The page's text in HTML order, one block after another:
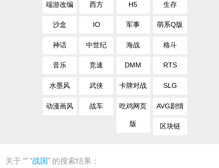
端游改编 西方 H5 生存
沙盒 IO 军事 萌系Q版
神话 中世纪 海战 格斗
音乐 竞速 DMM RTS
水墨风 武侠 卡牌对战 SLG
动漫画风 战车 吃鸡网页
版
AVG剧情
区块链
关于 “” “战国” 的搜索结果：